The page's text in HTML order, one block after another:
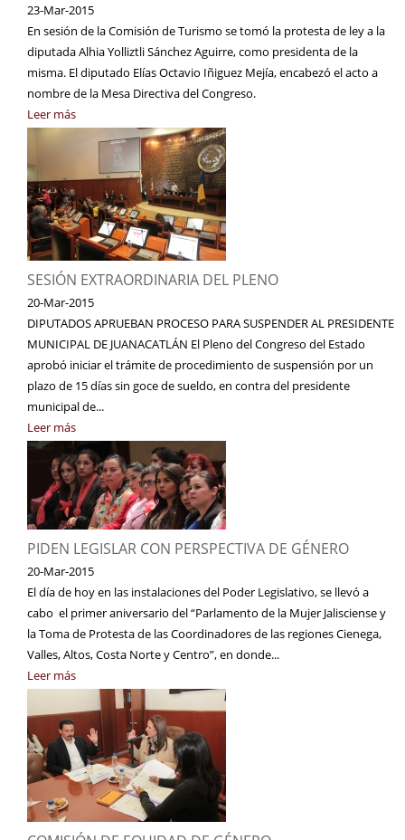
23-Mar-2015
En sesión de la Comisión de Turismo se tomó la protesta de ley a la
diputada Alhia Yolliztli Sánchez Aguirre, como presidenta de la
misma. El diputado Elías Octavio Iñiguez Mejía, encabezó el acto a
nombre de la Mesa Directiva del Congreso.
Leer más
SESIÓN EXTRAORDINARIA DEL PLENO
20-Mar-2015
DIPUTADOS APRUEBAN PROCESO PARA SUSPENDER AL PRESIDENTE
MUNICIPAL DE JUANACATLÁN El Pleno del Congreso del Estado
aprobó iniciar el trámite de procedimiento de suspensión por un
plazo de 15 días sin goce de sueldo, en contra del presidente
municipal de...
Leer más
PIDEN LEGISLAR CON PERSPECTIVA DE GÉNERO
20-Mar-2015
El día de hoy en las instalaciones del Poder Legislativo, se llevó a
cabo el primer aniversario del “Parlamento de la Mujer Jalisciense y
la Toma de Protesta de las Coordinadores de las regiones Cienega,
Valles, Altos, Costa Norte y Centro”, en donde...
Leer más